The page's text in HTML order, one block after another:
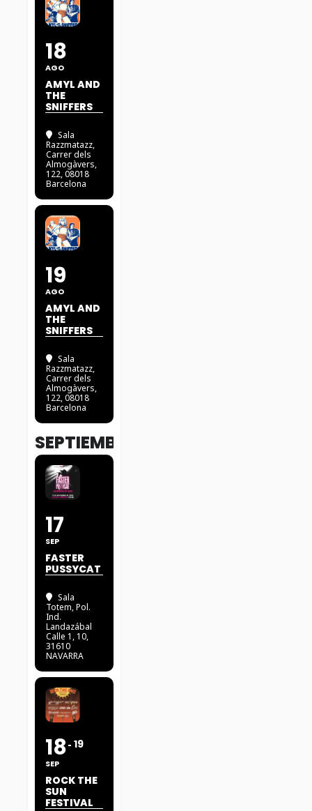
18
AGO
AMYL AND
THE
SNIFFERS
Sala
Razzmatazz,
Carrer dels
Almogàvers,
122, 08018
Barcelona
19
AGO
AMYL AND
THE
SNIFFERS
Sala
Razzmatazz,
Carrer dels
Almogàvers,
122, 08018
Barcelona
SEPTIEMBRE
17
SEP
FASTER
PUSSYCAT
Sala
Totem, Pol.
Ind.
Landazábal
Calle 1, 10,
31610
NAVARRA
18
SEP
19
ROCK THE
SUN
FESTIVAL